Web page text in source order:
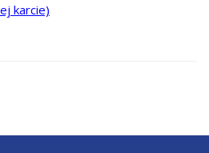
karcie)